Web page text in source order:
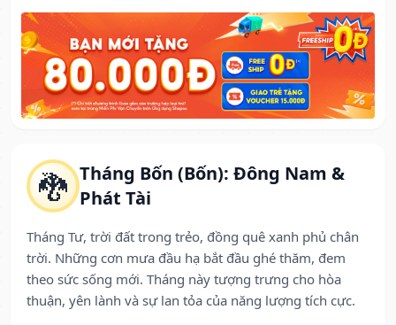
🐉 Tháng Bốn (Bốn): Đông Nam &
Phát Tài
Tháng Tư, trời đất trong trẻo, đồng quê xanh phủ chân
trời. Những cơn mưa đầu hạ bắt đầu ghé thăm, đem
theo sức sống mới. Tháng này tượng trưng cho hòa
thuận, yên lành và sự lan tỏa của năng lượng tích cực.